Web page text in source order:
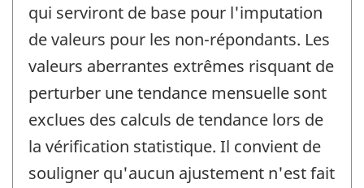
qui serviront de base pour l'imputation
de valeurs pour les non-répondants. Les
valeurs aberrantes extrêmes risquant de
perturber une tendance mensuelle sont
exclues des calculs de tendance lors de
la vérification statistique. Il convient de
souligner qu'aucun ajustement n'est fait